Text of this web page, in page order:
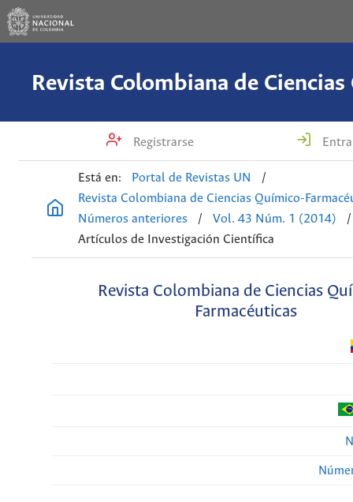
Registrarse
Está en: Portal de Revistas UN
/
Revista Colombiana de Ciencias Químico-
Números anteriores
/ Vol. 43 Núm. 1 (2014)
/
Artículos de Investigación Científica
Revista Colombiana de Ciencias
Farmacéuticas